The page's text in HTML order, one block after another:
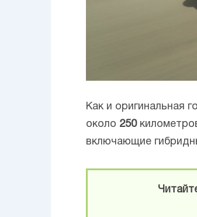
Как и оригинальная
около 250
включающие